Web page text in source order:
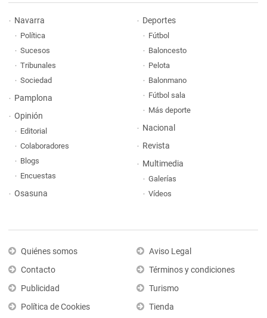
Navarra
Política
Sucesos
Tribunales
Sociedad
Pamplona
Opinión
Editorial
Colaboradores
Blogs
Encuestas
Osasuna
Deportes
Fútbol
Baloncesto
Pelota
Balonmano
Fútbol sala
Más deporte
Nacional
Revista
Multimedia
Galerías
Vídeos
Quiénes somos
Contacto
Publicidad
Política de Cookies
Aviso Legal
Términos y condiciones
Turismo
Tienda